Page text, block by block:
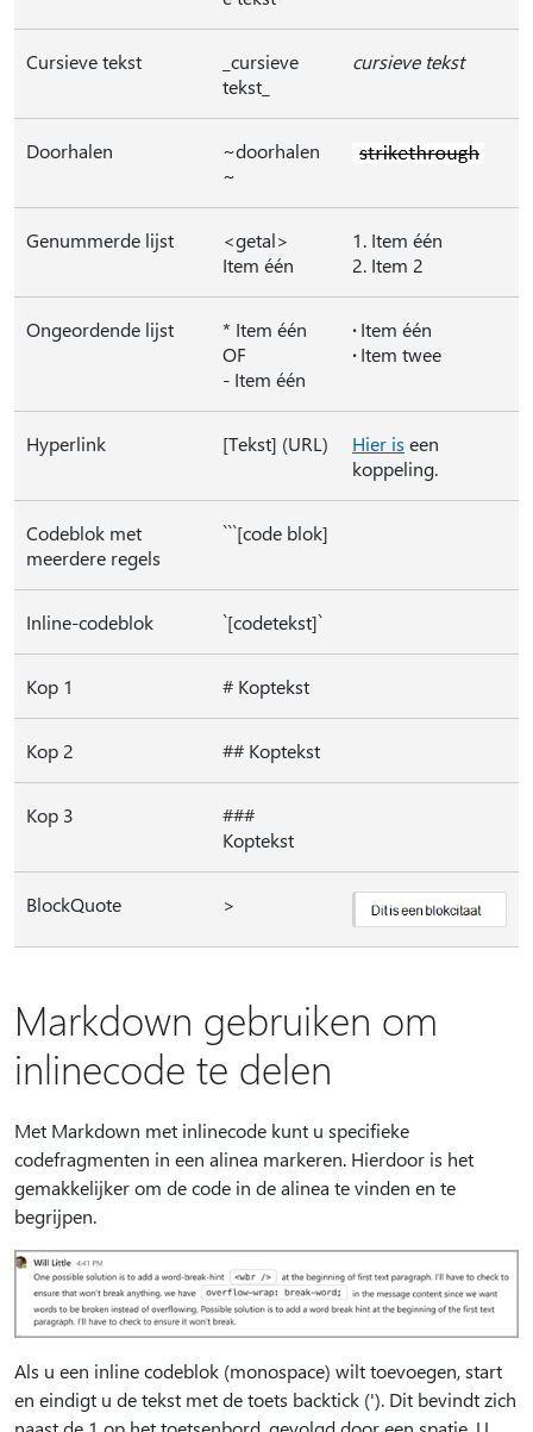
Cursieve tekst
_cursieve
tekst_
cursieve tekst
Doorhalen
~doorhalen
~
Genummerde lijst
<getal>
Item één
1. Item één
2. Item 2
Ongeordende lijst
* Item één
OF
- Item één
·Item één
·Item twee
Hyperlink [Tekst] (URL) Hier is een
koppeling.
Codeblok met
meerdere regels
```[code blok]
Inline-codeblok `[codetekst]`
Kop 1 # Koptekst
Kop 2 ## Koptekst
Kop 3
###
Koptekst
BlockQuote >
Markdown gebruiken om
inlinecode te delen
Met Markdown met inlinecode kunt u specifieke
codefragmenten in een alinea markeren. Hierdoor is het
gemakkelijker om de code in de alinea te vinden en te
begrijpen.
Als u een inline codeblok (monospace) wilt toevoegen, start
en eindigt u de tekst met de toets backtick ('). Dit bevindt zich